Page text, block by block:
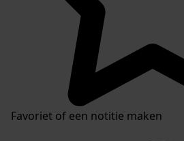
Favoriet of een notitie maken